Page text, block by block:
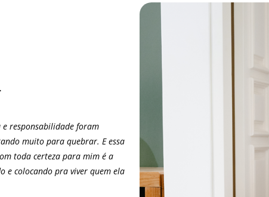
e responsabilidade foram
muito para quebrar. E essa
toda certeza para mim é a
e colocando pra viver quem ela